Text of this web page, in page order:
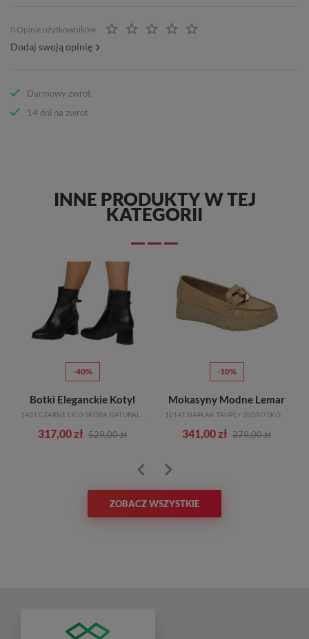
0 Opinie użytkowników
Dodaj swoją opinię
Darmowy zwrot
14 dni na zwrot
INNE PRODUKTY W TEJ
KATEGORII
-40%
Botki Eleganckie Kotyl
317,00 zł 529,00 zł
-10%
Mokasyny Modne Lemar
10141 NAPLAK TAUPE+ ZŁOTO SKÓRA NATURALNA
341,00 zł 379,00 zł
ZOBACZ WSZYSTKIE